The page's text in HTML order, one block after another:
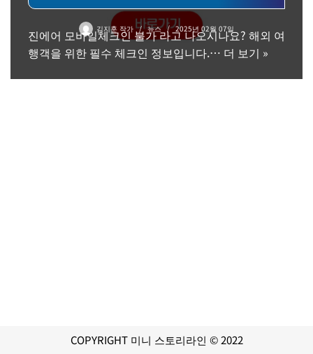
김지훈 작가 뉴스 2025년 02월 07일
진에어 모바일체크인 불가 라고 나오시나요? 해외 여
행객을 위한 필수 체크인 정보입니다.… 더 보기 »
COPYRIGHT 미니 스토리라인 © 2022